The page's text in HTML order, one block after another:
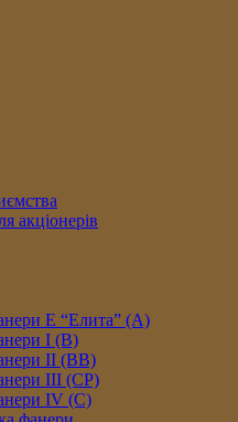
акціонерів
E “Елита” (A)
I (В)
II (ВB)
III (CP)
IV (C)